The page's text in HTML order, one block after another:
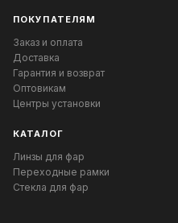
ПОКУПАТЕЛЯМ
Заказ и оплата
Доставка
Гарантия и возврат
Оптовикам
Центры установки
КАТАЛОГ
Линзы для фар
Переходные рамки
Стекла для фар